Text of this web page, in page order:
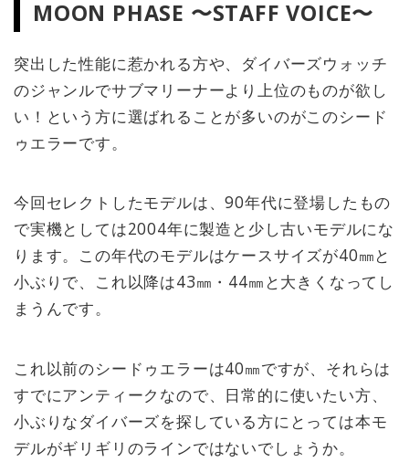
MOON PHASE 〜STAFF VOICE〜
突出した性能に惹かれる方や、ダイバーズウォッチ
のジャンルでサブマリーナーより上位のものが欲し
い！という方に選ばれることが多いのがこのシード
ゥエラーです。
今回セレクトしたモデルは、90年代に登場したもの
で実機としては2004年に製造と少し古いモデルにな
ります。この年代のモデルはケースサイズが40㎜と
小ぶりで、これ以降は43㎜・44㎜と大きくなってし
まうんです。
これ以前のシードゥエラーは40㎜ですが、それらは
すでにアンティークなので、日常的に使いたい方、
小ぶりなダイバーズを探している方にとっては本モ
デルがギリギリのラインではないでしょうか。